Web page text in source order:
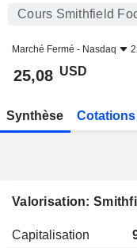
Cours Smithfield
Marché Fermé - Nasdaq
25,08 USD
Synthèse Cotations
Valorisation:
Capitalisation